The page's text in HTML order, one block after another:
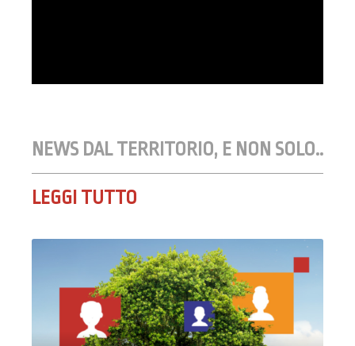
NEWS DAL TERRITORIO, E NON SOLO..
LEGGI TUTTO